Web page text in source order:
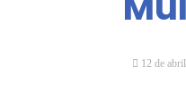
12 de